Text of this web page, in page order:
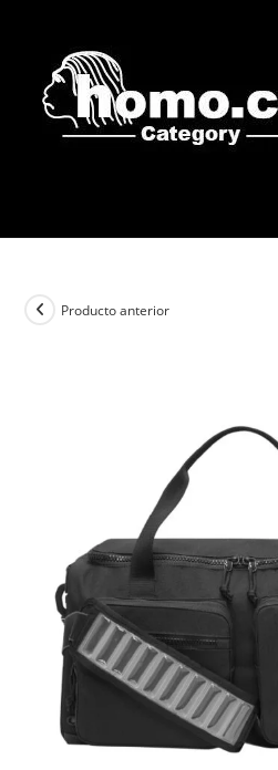
contenido
Producto anterior